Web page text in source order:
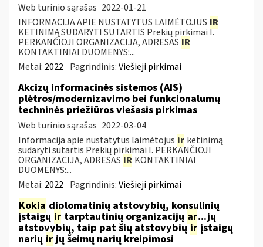
Web turinio sąrašas 2022-01-21
INFORMACIJA APIE NUSTATYTUS LAIMĖTOJUS IR
KETINIMĄ SUDARYTI SUTARTIS Prekių pirkimai I.
PERKANČIOJI ORGANIZACIJA, ADRESAS IR
KONTAKTINIAI DUOMENYS:...
Metai: 2022 Pagrindinis:Viešieji pirkimai
Akcizų informacinės sistemos (AIS)
plėtros/modernizavimo bei funkcionalumų
techninės priežiūros viešasis pirkimas
Web turinio sąrašas 2022-03-04
Informacija apie nustatytus laimėtojus ir ketinimą
sudaryti sutartis Prekių pirkimai I. PERKANČIOJI
ORGANIZACIJA, ADRESAS IR KONTAKTINIAI
DUOMENYS:...
Metai: 2022 Pagrindinis:Viešieji pirkimai
Kokia diplomatinių atstovybių, konsulinių
įstaigų ir tarptautinių organizacijų ar...jų
atstovybių, taip pat šių atstovybiųir įstaigų
narių irjų šeimų narių kreipimosi